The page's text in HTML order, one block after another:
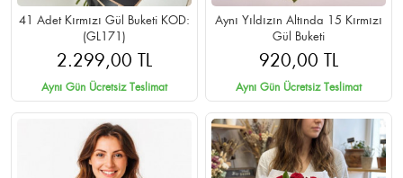
41 Adet Kırmızı Gül Buketi KOD:
(GL171)
2.299,00 TL
Aynı Gün Ücretsiz Teslimat
Aynı Yıldızın Altında 15 Kırmızı
Gül Buketi
920,00 TL
Aynı Gün Ücretsiz Teslimat